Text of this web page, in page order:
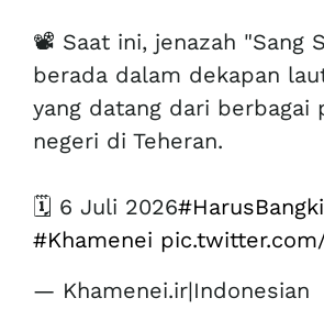
📽️ Saat ini, jenazah "Sang
berada dalam dekapan
yang datang dari berbagai
negeri di Teheran.
🗓️ 6 Juli 2026
#Khamenei
— Khamenei.ir|Indonesian